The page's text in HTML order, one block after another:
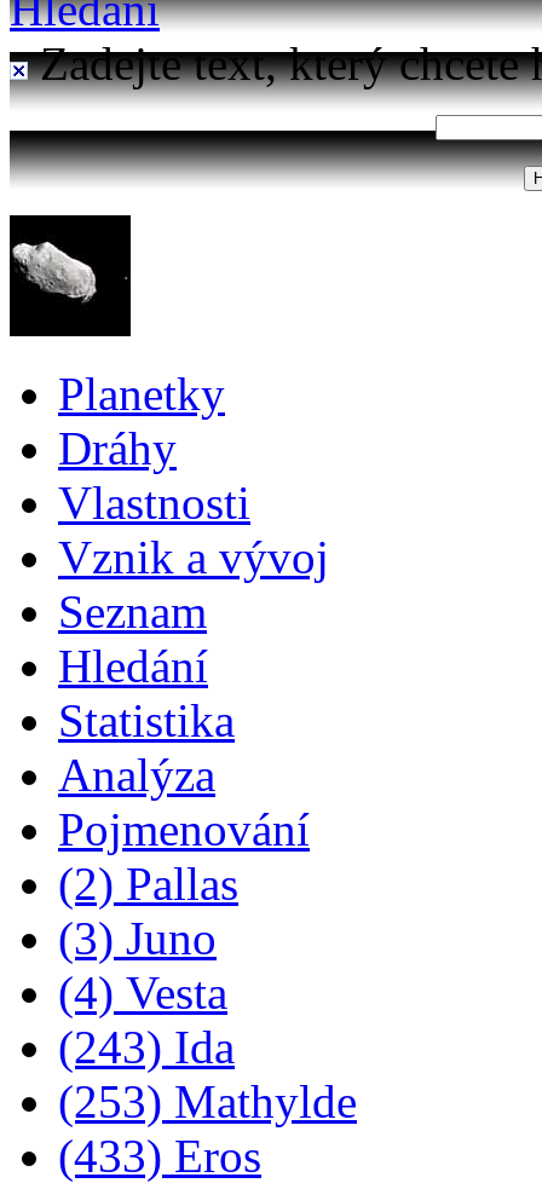
Zadejte text, který chcete
Planetky
Dráhy
Vlastnosti
Vznik a vývoj
Seznam
Hledání
Statistika
Analýza
Pojmenování
(2) Pallas
(3) Juno
(4) Vesta
(243) Ida
(253) Mathylde
(433) Eros